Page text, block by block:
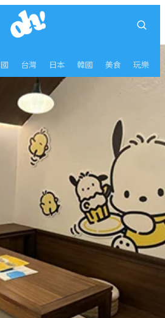
台灣 日本 韓國 美食 玩樂